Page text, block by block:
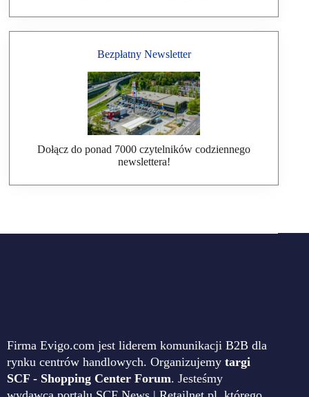
Bezpłatny Newsletter
Dołącz do ponad 7000 czytelników codziennego
newslettera!
Firma Evigo.com jest liderem komunikacji B2B dla
rynku centrów handlowych. Organizujemy targi
SCF - Shopping Center Forum. Jesteśmy